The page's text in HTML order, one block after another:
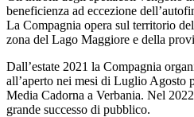
beneficienza ad eccezione
La Compagnia opera sul territorio
zona del Lago Maggiore e della
Dall’estate 2021 la Compagnia
all’aperto nei mesi di Luglio Agosto
Media Cadorna a Verbania. Nel
grande successo di pubblico.